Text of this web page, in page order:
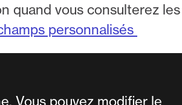
quand vous consulterez les
personnalisés
Vous pouvez modifier le